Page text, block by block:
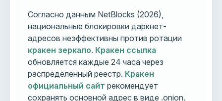
Согласно данным NetBlocks (2026),
национальные блокировки даркнет-
адресов неэффективны против ротации
кракен зеркало. Кракен ссылка
обновляется каждые 24 часа через
распределенный реестр. Кракен
официальный сайт рекомендует
сохранять основной адрес в виде .onion.